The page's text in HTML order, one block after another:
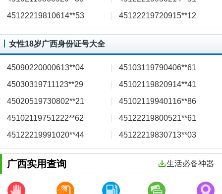
45122219810614**53
45122219720915**12
女性18岁广西身份证号大全
45090220000613**04
45103119790406**61
45030319711123**29
45102119820914**41
45020519730802**21
45102119940116**86
45102119751222**62
45122219800521**61
45122219991020**44
45122219830713**03
广西实用查询 生活必备神器